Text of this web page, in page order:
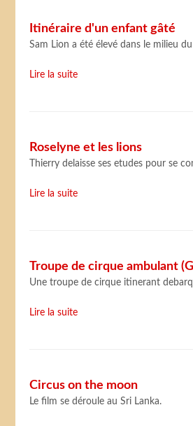
Itinéraire d'un enfant gâté
Sam Lion a été élevé dans le milieu
Lire la suite
Roselyne et les lions
Thierry delaisse ses etudes pour se
Lire la suite
Troupe de cirque ambulant
Une troupe de cirque itinerant
Lire la suite
Circus on the moon
Le film se déroule au Sri Lanka.